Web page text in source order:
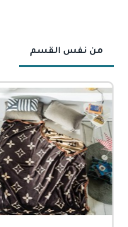
من نفس القسم